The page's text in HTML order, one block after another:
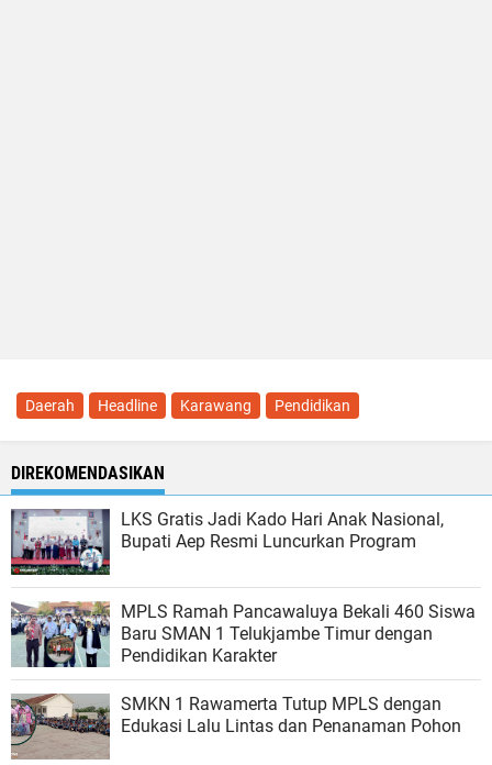
Daerah Headline Karawang Pendidikan
DIREKOMENDASIKAN
LKS Gratis Jadi Kado Hari Anak Nasional,
Bupati Aep Resmi Luncurkan Program
MPLS Ramah Pancawaluya Bekali 460 Siswa
Baru SMAN 1 Telukjambe Timur dengan
Pendidikan Karakter
SMKN 1 Rawamerta Tutup MPLS dengan
Edukasi Lalu Lintas dan Penanaman Pohon